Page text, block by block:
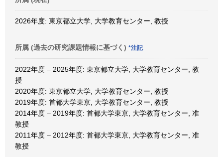
2026年度: 東京都立大学, 大学教育センター, 教授
所属 (過去の研究課題情報に基づく) *注記
2022年度 – 2025年度: 東京都立大学, 大学教育センター, 教
授
2020年度: 東京都立大学, 大学教育センター, 教授
2019年度: 首都大学東京, 大学教育センター, 教授
2014年度 – 2019年度: 首都大学東京, 大学教育センター, 准
教授
2011年度 – 2012年度: 首都大学東京, 大学教育センター, 准
教授